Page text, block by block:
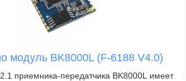
модуль BK8000L (F-6188 V4.0)
приемника-передатчика BK8000L имеет